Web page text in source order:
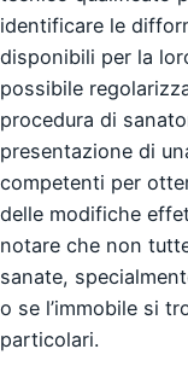
identificare le
disponibili per la
possibile
procedura di
presentazione di
competenti per
delle modifiche
notare che non
sanate,
o se l’immobile si
particolari.